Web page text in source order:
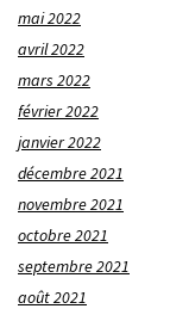
mai 2022
avril 2022
mars 2022
février 2022
janvier 2022
décembre 2021
novembre 2021
octobre 2021
septembre 2021
août 2021